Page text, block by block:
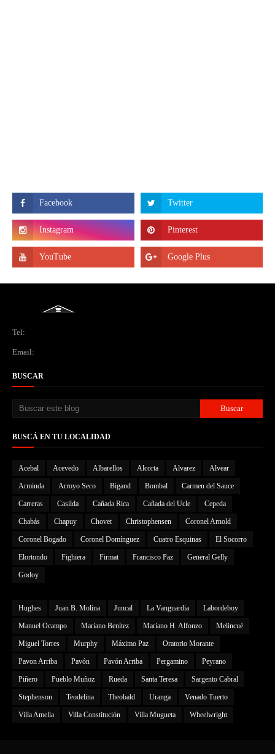
Tel:
Email:
BUSCAR
BUSCÁ EN TU LOCALIDAD
Acebal Acevedo Albarellos Alcorta Alvarez Alvear
Arminda Arroyo Seco Bigand Bombal Carmen del Sauce
Carreras Casilda Cañada Rica Cañada del Ucle Cepeda
Chabás Chapuy Chovet Christophensen Coronel Arnold
Coronel Bogado Coronel Domínguez Cuatro Esquinas El Socorro
Elortondo Fighiera Firmat Francisco Paz General Gelly
Godoy
Hughes Juan B. Molina Juncal La Vanguardia Labordeboy
Manuel Ocampo Mariano Benítez Mariano H. Alfonzo Melincué
Miguel Torres Murphy Máximo Paz Oratorio Morante
Pavon Arriba Pavón Pavón Arriba Pergamino Peyrano
Piñero Pueblo Muñoz Rueda Santa Teresa Sargento Cabral
Stephenson Teodelina Theobald Uranga Venado Tuerto
Villa Amelia Villa Constitución Villa Mugueta Wheelwright